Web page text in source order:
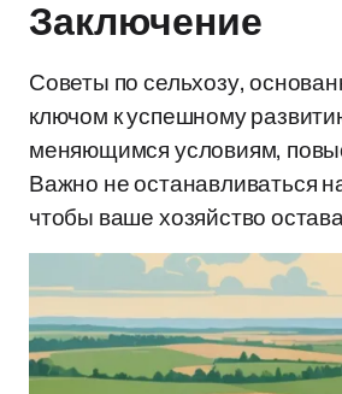
Заключение
Советы по сельхозу,
ключом к успешному
меняющимся условиям,
Важно не останавливаться
чтобы ваше хозяйство